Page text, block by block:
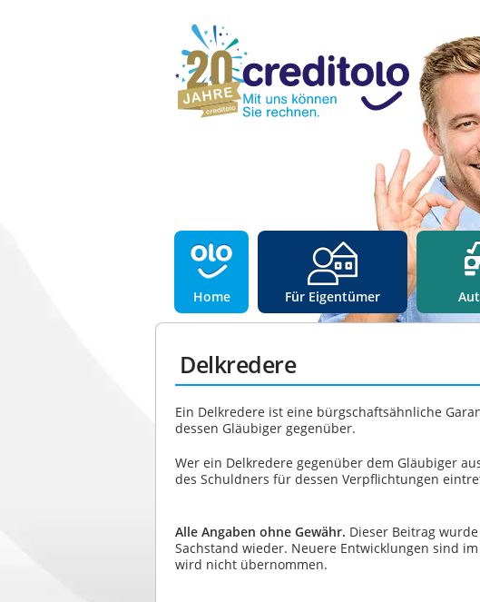
Home Für Eigentümer
Delkredere
Ein Delkredere ist eine bürgschaftsähnliche
dessen Gläubiger gegenüber.
Wer ein Delkredere gegenüber dem Gläubiger
des Schuldners für dessen Verpflichtungen
Alle Angaben ohne Gewähr. Dieser Beitrag
Sachstand wieder. Neuere Entwicklungen sind
wird nicht übernommen.